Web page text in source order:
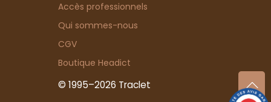
Accès professionnels
Qui sommes-nous
CGV
Boutique Headict
© 1995–2026 Traclet